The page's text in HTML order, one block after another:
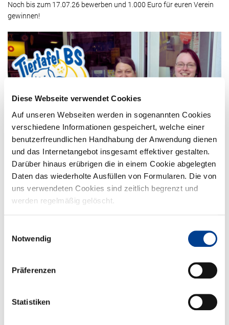
Diese Webseite verwendet Cookies
Auf unseren Webseiten werden in sogenannten Cookies
verschiedene Informationen gespeichert, welche einer
benutzerfreundlichen Handhabung der Anwendung dienen
und das Internetangebot insgesamt effektiver gestalten.
Darüber hinaus erübrigen die in einem Cookie abgelegten
Daten das wiederholte Ausfüllen von Formularen. Die von
uns verwendeten Cookies sind zeitlich begrenzt und
werden regelmäßig gelöscht.
Notwendig
Präferenzen
Statistiken
Noch bis zum 17.07.26 bewerben und 1.000 Euro für euren Verein
gewinnen!
Gewinner der 3. Runde steht fest!
Vielen Dank für Ihre Stimmen beim dritten Community-Voting
unserer Jubiläums-Aktion.
Wir freuen uns auf Ihren Besuch an unserem Stand beim Tag der